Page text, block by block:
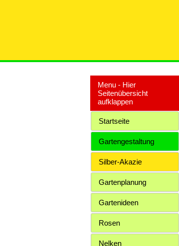
Menu - Hier
Seitenübersicht
aufklappen
Startseite
Gartengestaltung
Silber-Akazie
Gartenplanung
Gartenideen
Rosen
Nelken